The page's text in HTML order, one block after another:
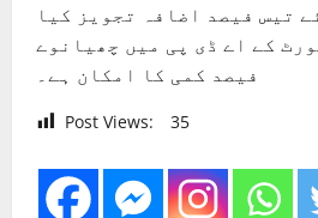
تیس فیصد اضافہ تجویز کیا
کے اے ڈی پی میں چھیانوے
فیصد کمی کا امکان ہے۔
Post Views: 35